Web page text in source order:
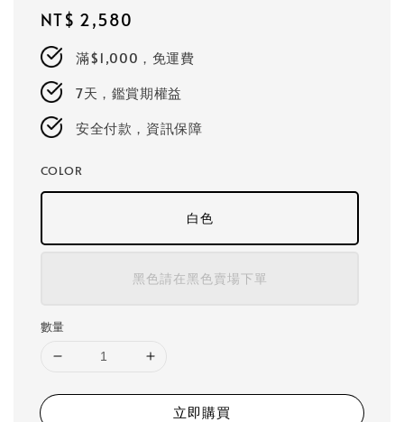
Regular
price
NT$ 2,580
滿$1,000，免運費
7天，鑑賞期權益
安全付款，資訊保障
COLOR
白色
黑色請在黑色賣場下單
數量
立即購買